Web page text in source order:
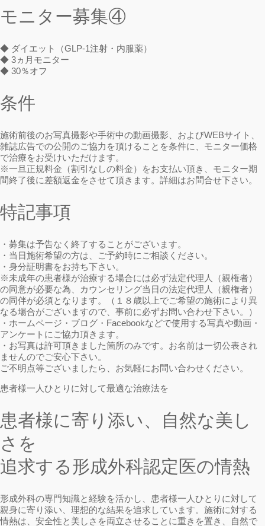
モニター募集④
◆ ダイエット（GLP-1注射・内服薬）
◆ 3ヵ月モニター
◆ 30％オフ
条件
施術前後のお写真撮影や手術中の動画撮影、およびWEBサイト、
雑誌広告での公開のご協力を頂けることを条件に、モニター価格
で治療をお受けいただけます。
※一旦正規料金（割引なしの料金）をお支払い頂き、モニター期
間終了後に差額返金をさせて頂きます。詳細はお問合せ下さい。
特記事項
・募集は予告なく終了することがございます。
・当日施術希望の方は、ご予約時にご相談ください。
・身分証明書をお持ち下さい。
※未成年の患者様が治療する場合には必ず法定代理人（親権者）
の同意が必要な為、カウンセリング当日の法定代理人（親権者）
の同伴が必須となります。（１８歳以上でご希望の施術により異
なる場合がございますので、事前に必ずお問い合わせ下さい。）
・ホームページ・ブログ・Facebookなどで使用する写真や動画・
アンケートにご協力頂きます。
・お写真は許可頂きました箇所のみです。お名前は一切公表され
ませんのでご安心下さい。
ご不明点等ございましたら、お気軽にお問い合わせください。
患者様一人ひとりに対して最適な治療法を
患者様に寄り添い、自然な美し
さを
追求する形成外科認定医の情熱
形成外科の専門知識と経験を活かし、患者様一人ひとりに対して
親身に寄り添い、理想的な結果を追求しています。施術に対する
情熱は、安全性と美しさを両立させることに重きを置き、自然で